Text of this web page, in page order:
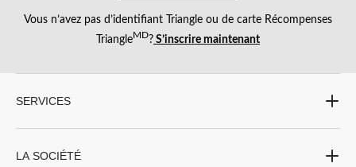
Vous n’avez pas d’identifiant Triangle ou de carte Récompenses
TriangleMD? S’inscrire maintenant
SERVICES
LA SOCIÉTÉ